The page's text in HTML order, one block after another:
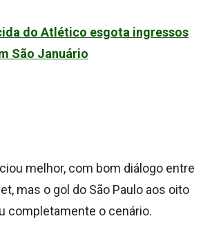
do Atlético esgota ingressos
São Januário
melhor, com bom diálogo entre
mas o gol do São Paulo aos oito
completamente o cenário.